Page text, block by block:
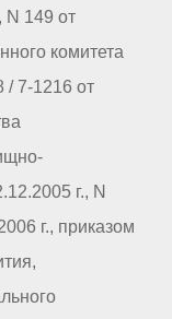
N 149 от
комитета
/ 7-1216 от
г., N
г., приказом